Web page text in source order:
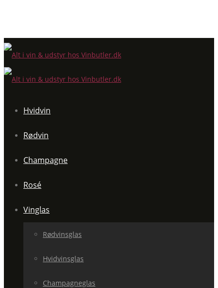
Hvidvin
Rødvin
Champagne
Rosé
Vinglas
Rødvinsglas
Hvidvinsglas
Champagneglas